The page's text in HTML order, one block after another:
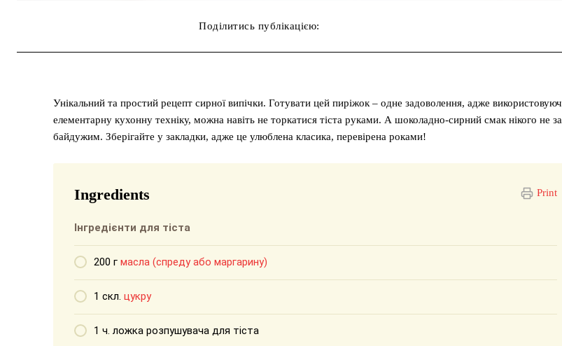
Поділитись публікацією:
Унікальний та простий рецепт сирної випічки. Готувати цей пиріжок – одне задоволення, адже
елементарну кухонну техніку, можна навіть не торкатися тіста руками. А шоколадно-сирний смак нікого не
байдужим. Зберігайте у закладки, адже це улюблена класика, перевірена роками!
Print
Ingredients
Інгредієнти для тіста
200 г масла (спреду або маргарину)
1 скл. цукру
1 ч. ложка розпушувача для тіста